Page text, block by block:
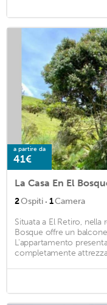
a partire da
41€
La Casa En El
2Ospiti · 1Camera
Situata a El Retiro, nella
Bosque offre un
L'appartamento
completamente